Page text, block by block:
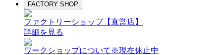
FACTORY SHOP
ファクトリーショップ【直営店】
詳細を見る
ワークショップについて ※現在休止中